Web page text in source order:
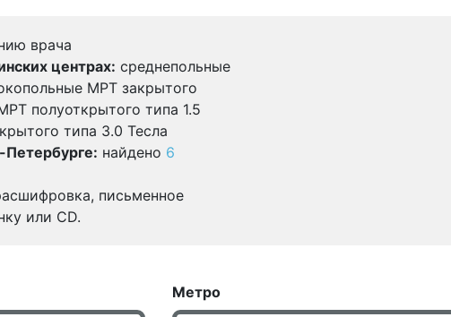
врача
центрах: среднепольные
МРТ закрытого
полуоткрытого типа 1.5
типа 3.0 Тесла
Петербурге: найдено 6
письменное
или CD.
Метро